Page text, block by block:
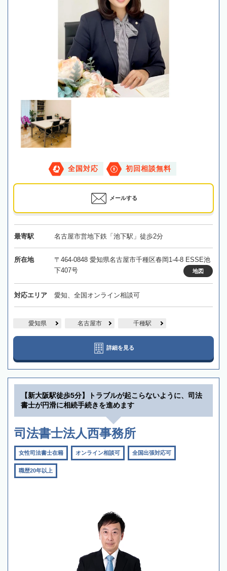
全国対応 初回相談無料
メールする
最寄駅 名古屋市営地下鉄「池下駅」徒歩2分
所在地
〒464-0848 愛知県名古屋市千種区春岡1-4-8 ESSE池
下407号
地図
対応エリア 愛知、全国オンライン相談可
愛知県 名古屋市 千種駅
詳細を見る
【新大阪駅徒歩5分】トラブルが起こらないように、司法
書士が円滑に相続手続きを進めます
司法書士法人西事務所
女性司法書士在籍 オンライン相談可 全国出張対応可
職歴20年以上